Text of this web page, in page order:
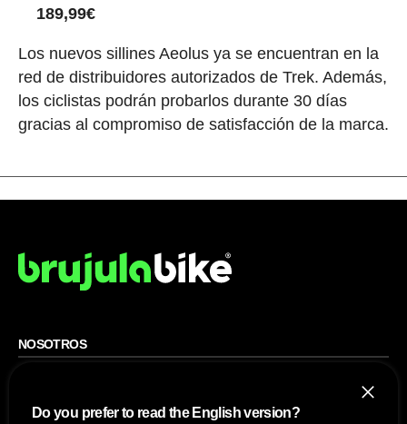
189,99€
Los nuevos sillines Aeolus ya se encuentran en la
red de distribuidores autorizados de Trek. Además,
los ciclistas podrán probarlos durante 30 días
gracias al compromiso de satisfacción de la marca.
NOSOTROS
Anúnciate con nosotros
Do you prefer to read the English version?